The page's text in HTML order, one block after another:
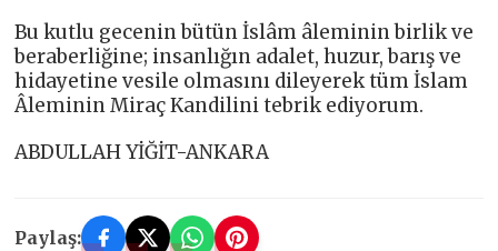
Bu kutlu gecenin bütün İslâm âleminin birlik ve
beraberliğine; insanlığın adalet, huzur, barış ve
hidayetine vesile olmasını dileyerek tüm İslam
Âleminin Miraç Kandilini tebrik ediyorum.
ABDULLAH YİĞİT-ANKARA
Paylaş: